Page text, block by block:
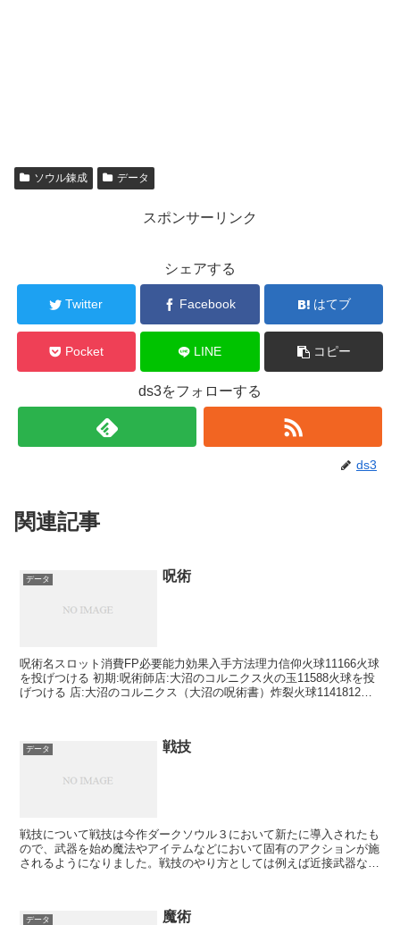
ソウル錬成 データ
スポンサーリンク
シェアする
Twitter Facebook はてブ
Pocket LINE コピー
ds3をフォローする
ds3
関連記事
データ 呪術
呪術名スロット消費FP必要能力効果入手方法理力信仰火球11166火球
を投げつける 初期:呪術師店:大沼のコルニクス火の玉11588火球を投
げつける 店:大沼のコルニクス（大沼の呪術書）炸裂火球1141812炸
データ 戦技
戦技について戦技は今作ダークソウル３において新たに導入されたも
ので、武器を始め魔法やアイテムなどにおいて固有のアクションが施
されるようになりました。戦技のやり方としては例えば近接武器なら
データ 魔術